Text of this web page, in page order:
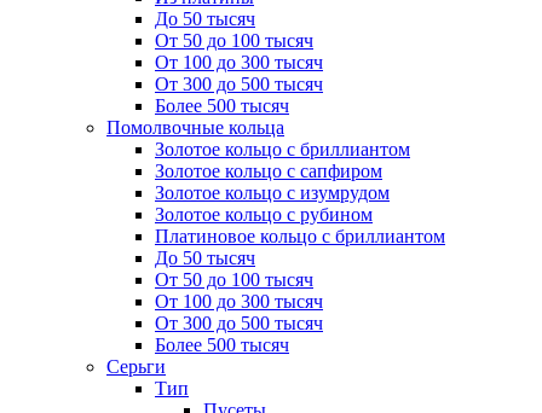
До 50 тысяч
От 50 до 100 тысяч
От 100 до 300 тысяч
От 300 до 500 тысяч
Более 500 тысяч
Помолвочные кольца
Золотое кольцо с бриллиантом
Золотое кольцо с сапфиром
Золотое кольцо с изумрудом
Золотое кольцо с рубином
Платиновое кольцо с бриллиантом
До 50 тысяч
От 50 до 100 тысяч
От 100 до 300 тысяч
От 300 до 500 тысяч
Более 500 тысяч
Серьги
Тип